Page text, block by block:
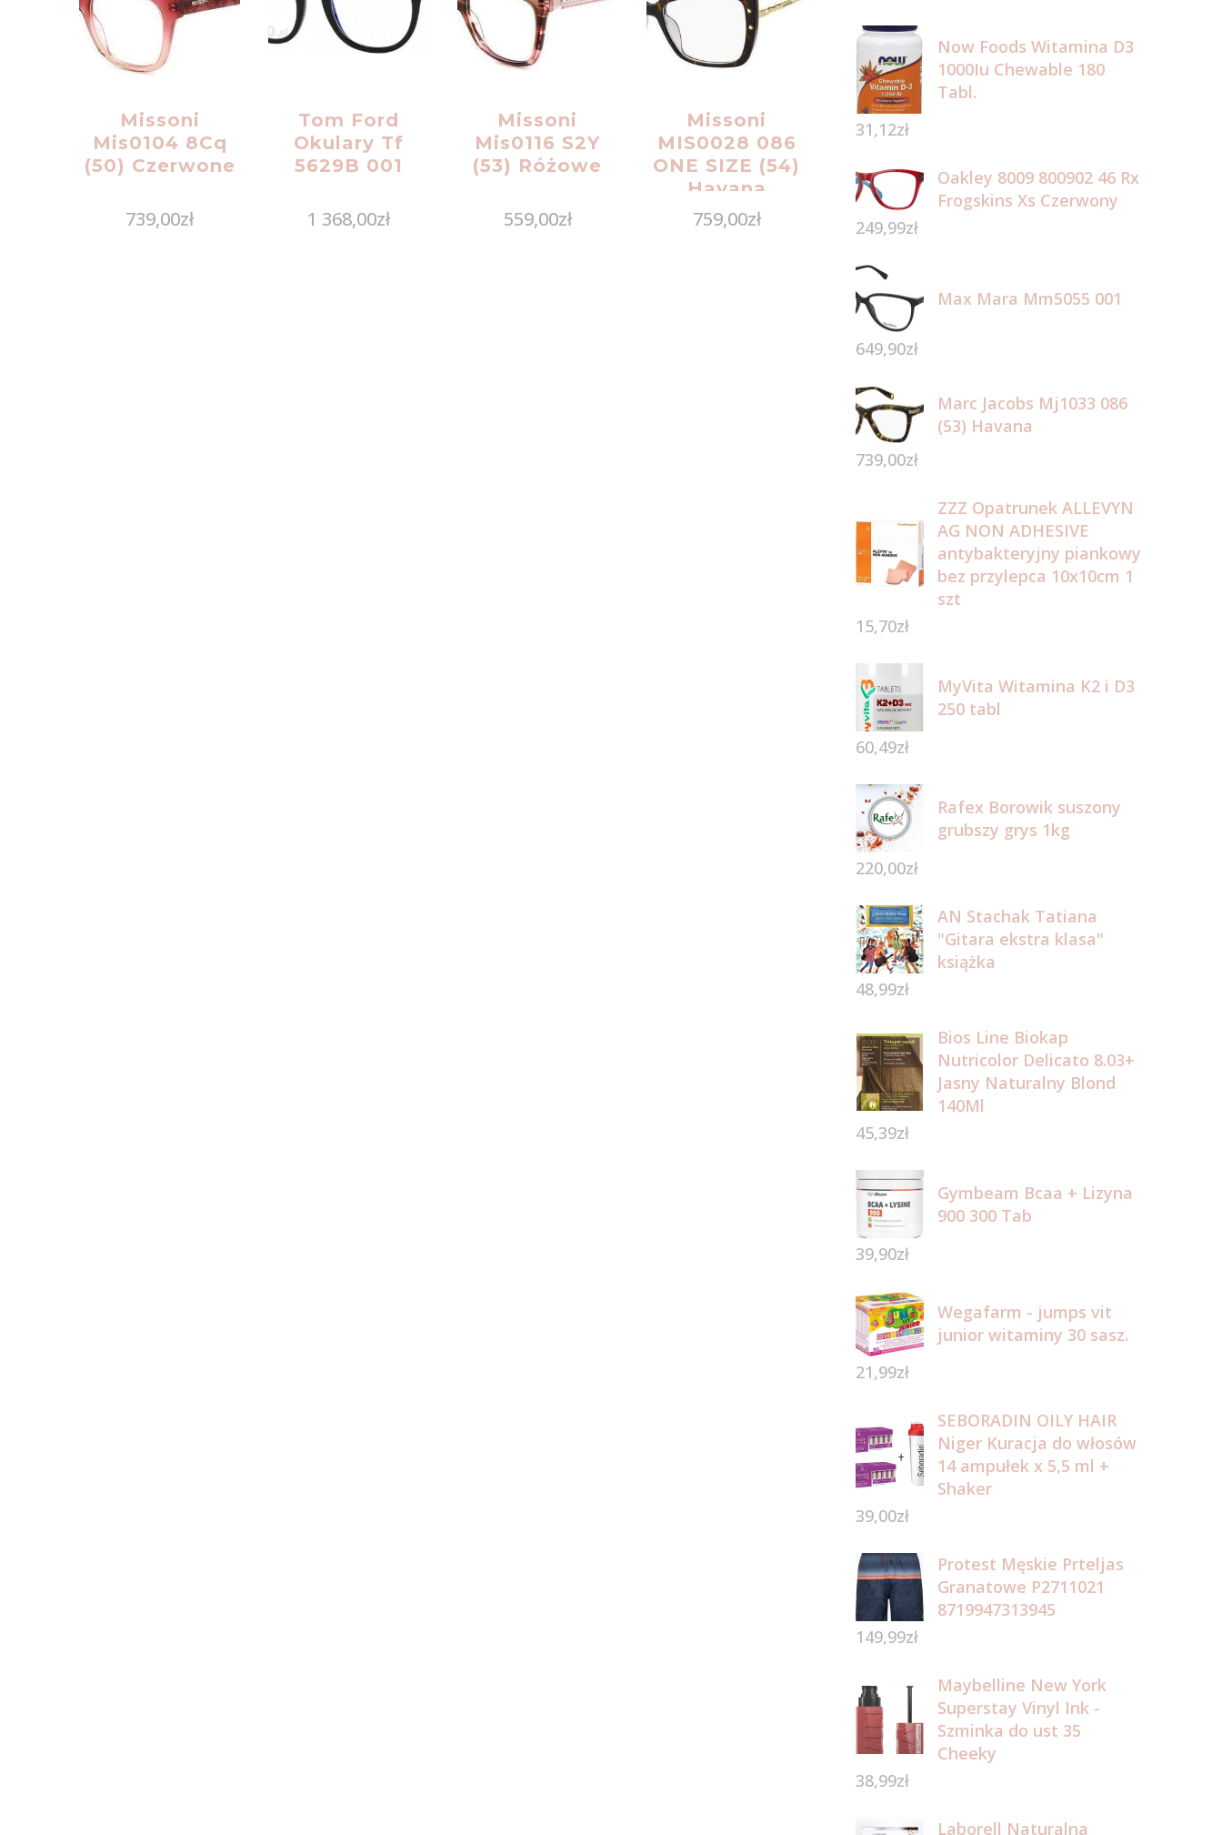
Missoni
Mis0104 8Cq
(50) Czerwone
739,00zł
Tom Ford
Okulary Tf
5629B 001
1 368,00zł
Missoni
Mis0116 S2Y
(53) Różowe
559,00zł
Missoni
MIS0028 086
ONE SIZE (54)
Havana
759,00zł
Now Foods Witamina D3
1000Iu Chewable 180
Tabl.
31,12zł
Oakley 8009 800902 46 Rx
Frogskins Xs Czerwony
249,99zł
Max Mara Mm5055 001
649,90zł
Marc Jacobs Mj1033 086
(53) Havana
739,00zł
ZZZ Opatrunek ALLEVYN
AG NON ADHESIVE
antybakteryjny piankowy
bez przylepca 10x10cm 1
szt
15,70zł
MyVita Witamina K2 i D3
250 tabl
60,49zł
Rafex Borowik suszony
grubszy grys 1kg
220,00zł
AN Stachak Tatiana
"Gitara ekstra klasa"
książka
48,99zł
Bios Line Biokap
Nutricolor Delicato 8.03+
Jasny Naturalny Blond
140Ml
45,39zł
Gymbeam Bcaa + Lizyna
900 300 Tab
39,90zł
Wegafarm - jumps vit
junior witaminy 30 sasz.
21,99zł
SEBORADIN OILY HAIR
Niger Kuracja do włosów
14 ampułek x 5,5 ml +
Shaker
39,00zł
Protest Męskie Prteljas
Granatowe P2711021
8719947313945
149,99zł
Maybelline New York
Superstay Vinyl Ink -
Szminka do ust 35
Cheeky
38,99zł
Laborell Naturalna